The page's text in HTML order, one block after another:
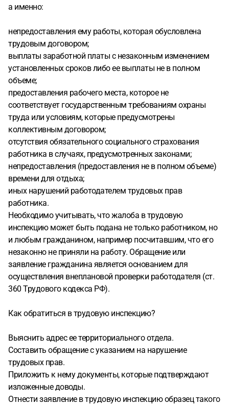
а именно:
непредоставления ему работы, которая обусловлена
трудовым договором;
выплаты заработной платы с незаконным изменением
установленных сроков либо ее выплаты не в полном
объеме;
предоставления рабочего места, которое не
соответствует государственным требованиям охраны
труда или условиям, которые предусмотрены
коллективным договором;
отсутствия обязательного социального страхования
работника в случаях, предусмотренных законами;
непредоставления (предоставления не в полном объеме)
времени для отдыха;
иных нарушений работодателем трудовых прав
работника.
Необходимо учитывать, что жалоба в трудовую
инспекцию может быть подана не только работником, но
и любым гражданином, например посчитавшим, что его
незаконно не приняли на работу. Обращение или
заявление гражданина является основанием для
осуществления внеплановой проверки работодателя (ст.
360 Трудового кодекса РФ).
Как обратиться в трудовую инспекцию?
Выяснить адрес ее территориального отдела.
Составить обращение с указанием на нарушение
трудовых прав.
Приложить к нему документы, которые подтверждают
изложенные доводы.
Отнести заявление в трудовую инспекцию образец такого